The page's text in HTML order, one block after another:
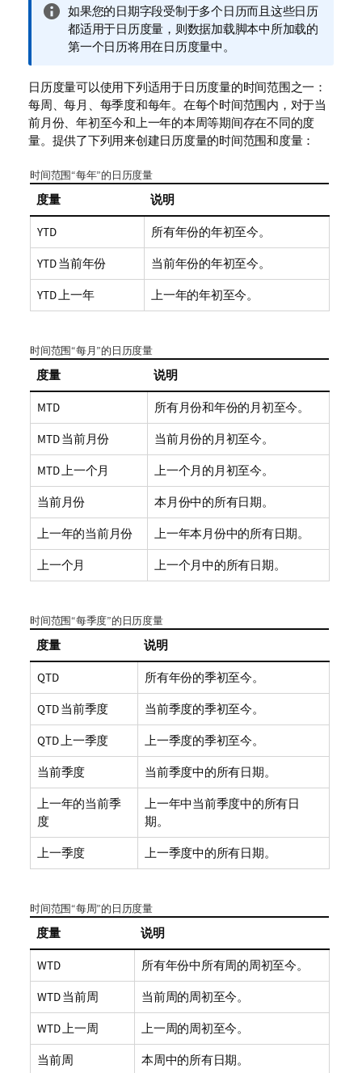
信
息
注
如果您的日期字段受制于多个日历而且这些日历
都适用于日历度量，则数据加载脚本中所加载的
第一个日历将用在日历度量中。
日历度量可以使用下列适用于日历度量的时间范围之一：
每周、每月、每季度和每年。在每个时间范围内，对于当
前月份、年初至今和上一年的本周等期间存在不同的度
量。提供了下列用来创建日历度量的时间范围和度量：
时间范围“每年”的日历度量
度量 说明
YTD 所有年份的年初至今。
YTD 当前年份 当前年份的年初至今。
YTD 上一年 上一年的年初至今。
时间范围“每月”的日历度量
度量 说明
MTD 所有月份和年份的月初至今。
MTD 当前月份 当前月份的月初至今。
MTD 上一个月 上一个月的月初至今。
当前月份 本月份中的所有日期。
上一年的当前月份 上一年本月份中的所有日期。
上一个月 上一个月中的所有日期。
时间范围“每季度”的日历度量
度量 说明
QTD 所有年份的季初至今。
QTD 当前季度 当前季度的季初至今。
QTD 上一季度 上一季度的季初至今。
当前季度 当前季度中的所有日期。
上一年的当前季
度
上一年中当前季度中的所有日
期。
上一季度 上一季度中的所有日期。
时间范围“每周”的日历度量
度量 说明
WTD 所有年份中所有周的周初至今。
WTD 当前周 当前周的周初至今。
WTD 上一周 上一周的周初至今。
当前周 本周中的所有日期。